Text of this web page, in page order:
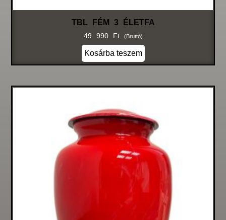
TBL FÉM 3 ÉLETFA
49 990 Ft (bruttó)
Kosárba teszem